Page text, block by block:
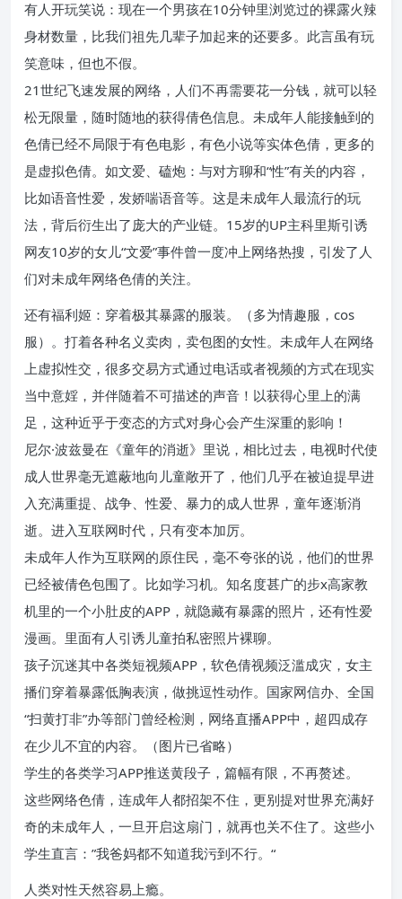
有人开玩笑说：现在一个男孩在10分钟里浏览过的裸露火辣
身材数量，比我们祖先几辈子加起来的还要多。此言虽有玩
笑意味，但也不假。
21世纪飞速发展的网络，人们不再需要花一分钱，就可以轻
松无限量，随时随地的获得倩色信息。未成年人能接触到的
色倩已经不局限于有色电影，有色小说等实体色倩，更多的
是虚拟色倩。如文爱、磕炮：与对方聊和“性”有关的内容，
比如语音性爱，发娇喘语音等。这是未成年人最流行的玩
法，背后衍生出了庞大的产业链。15岁的UP主科里斯引诱
网友10岁的女儿“文爱”事件曾一度冲上网络热搜，引发了人
们对未成年网络色倩的关注。
还有福利姬：穿着极其暴露的服装。（多为情趣服，cos
服）。打着各种名义卖肉，卖包图的女性。未成年人在网络
上虚拟性交，很多交易方式通过电话或者视频的方式在现实
当中意婬，并伴随着不可描述的声音！以获得心里上的满
足，这种近乎于变态的方式对身心会产生深重的影响！
尼尔·波兹曼在《童年的消逝》里说，相比过去，电视时代使
成人世界毫无遮蔽地向儿童敞开了，他们几乎在被迫提早进
入充满重提、战争、性爱、暴力的成人世界，童年逐渐消
逝。进入互联网时代，只有变本加厉。
未成年人作为互联网的原住民，毫不夸张的说，他们的世界
已经被倩色包围了。比如学习机。知名度甚广的步x高家教
机里的一个小肚皮的APP，就隐藏有暴露的照片，还有性爱
漫画。里面有人引诱儿童拍私密照片裸聊。
孩子沉迷其中各类短视频APP，软色倩视频泛滥成灾，女主
播们穿着暴露低胸表演，做挑逗性动作。国家网信办、全国
“扫黄打非”办等部门曾经检测，网络直播APP中，超四成存
在少儿不宜的内容。（图片已省略）
学生的各类学习APP推送黄段子，篇幅有限，不再赘述。
这些网络色倩，连成年人都招架不住，更别提对世界充满好
奇的未成年人，一旦开启这扇门，就再也关不住了。这些小
学生直言：”我爸妈都不知道我污到不行。“
人类对性天然容易上瘾。